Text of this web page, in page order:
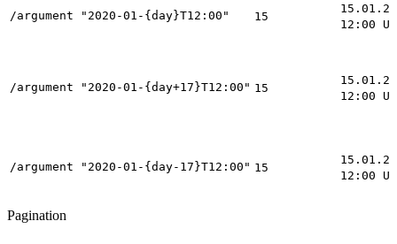
/argument "2020-01-{day}T12:00" 15
12:00
/argument "2020-01-{day+17}T12:00" 15
12:00
/argument "2020-01-{day-17}T12:00" 15
12:00
Pagination